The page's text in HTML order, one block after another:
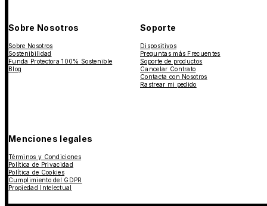
Sobre Nosotros
Sobre Nosotros
Sostenibilidad
Funda Protectora 100% Sostenible
Blog
Soporte
Dispositivos
Preguntas más Frecuentes
Soporte de productos
Cancelar Contrato
Contacta con Nosotros
Rastrear mi pedido
Menciones legales
Términos y Condiciones
Política de Privacidad
Política de Cookies
Cumplimiento del GDPR
Propiedad Intelectual